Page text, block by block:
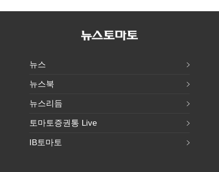
뉴스
뉴스북
뉴스리듬
토마토증권통 Live
IB토마토